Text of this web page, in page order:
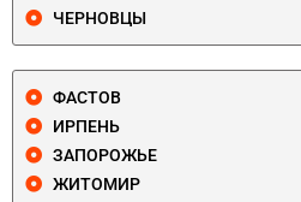
ЧЕРНОВЦЫ
ФАСТОВ
ИРПЕНЬ
ЗАПОРОЖЬЕ
ЖИТОМИР